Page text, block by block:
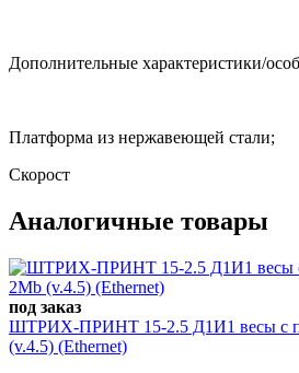
Дополнительные характеристики/
Платформа из нержавеющей стали;
Скорост
Аналогичные товары
под заказ
ШТРИХ-ПРИНТ 15-2.5 Д1И1 весы с
(v.4.5) (Ethernet)